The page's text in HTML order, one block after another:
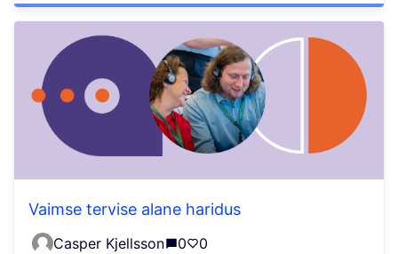
Vaimse tervise alane haridus
Casper Kjellsson 0 0